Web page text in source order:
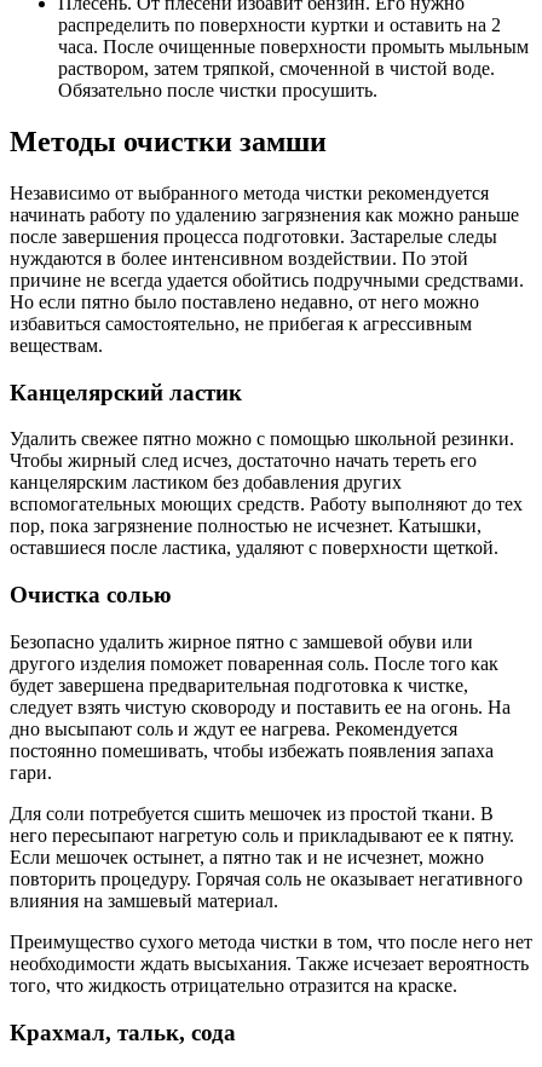
распределить по поверхности куртки и оставить на 2
часа. После очищенные поверхности промыть мыльным
раствором, затем тряпкой, смоченной в чистой воде.
Обязательно после чистки просушить.
Методы очистки замши
Независимо от выбранного метода чистки рекомендуется
начинать работу по удалению загрязнения как можно раньше
после завершения процесса подготовки. Застарелые следы
нуждаются в более интенсивном воздействии. По этой
причине не всегда удается обойтись подручными средствами.
Но если пятно было поставлено недавно, от него можно
избавиться самостоятельно, не прибегая к агрессивным
веществам.
Канцелярский ластик
Удалить свежее пятно можно с помощью школьной резинки.
Чтобы жирный след исчез, достаточно начать тереть его
канцелярским ластиком без добавления других
вспомогательных моющих средств. Работу выполняют до тех
пор, пока загрязнение полностью не исчезнет. Катышки,
оставшиеся после ластика, удаляют с поверхности щеткой.
Очистка солью
Безопасно удалить жирное пятно с замшевой обуви или
другого изделия поможет поваренная соль. После того как
будет завершена предварительная подготовка к чистке,
следует взять чистую сковороду и поставить ее на огонь. На
дно высыпают соль и ждут ее нагрева. Рекомендуется
постоянно помешивать, чтобы избежать появления запаха
гари.
Для соли потребуется сшить мешочек из простой ткани. В
него пересыпают нагретую соль и прикладывают ее к пятну.
Если мешочек остынет, а пятно так и не исчезнет, можно
повторить процедуру. Горячая соль не оказывает негативного
влияния на замшевый материал.
Преимущество сухого метода чистки в том, что после него нет
необходимости ждать высыхания. Также исчезает вероятность
того, что жидкость отрицательно отразится на краске.
Крахмал, тальк, сода